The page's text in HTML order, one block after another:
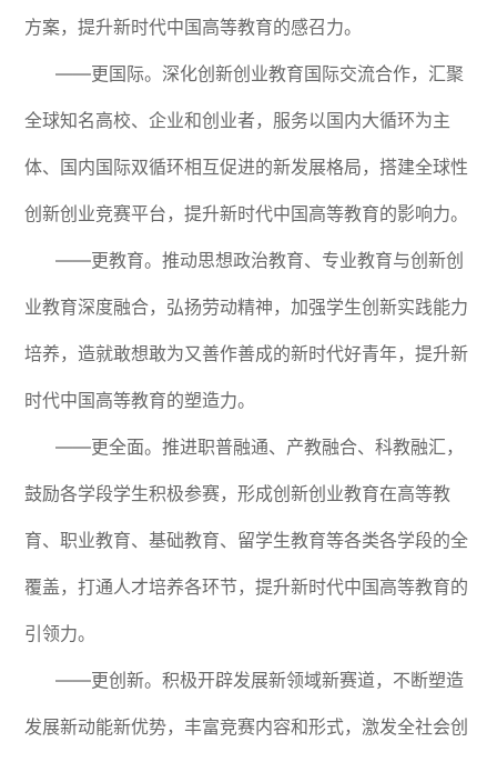
方案，提升新时代中国高等教育的感召力。
——更国际。深化创新创业教育国际交流合作，汇聚
全球知名高校、企业和创业者，服务以国内大循环为主
体、国内国际双循环相互促进的新发展格局，搭建全球性
创新创业竞赛平台，提升新时代中国高等教育的影响力。
——更教育。推动思想政治教育、专业教育与创新创
业教育深度融合，弘扬劳动精神，加强学生创新实践能力
培养，造就敢想敢为又善作善成的新时代好青年，提升新
时代中国高等教育的塑造力。
——更全面。推进职普融通、产教融合、科教融汇，
鼓励各学段学生积极参赛，形成创新创业教育在高等教
育、职业教育、基础教育、留学生教育等各类各学段的全
覆盖，打通人才培养各环节，提升新时代中国高等教育的
引领力。
——更创新。积极开辟发展新领域新赛道，不断塑造
发展新动能新优势，丰富竞赛内容和形式，激发全社会创